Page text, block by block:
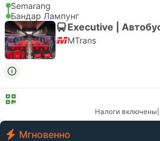
Semarang
Бандар Лампунг
Executive |
MTrans
Налоги включены
Мгновенно